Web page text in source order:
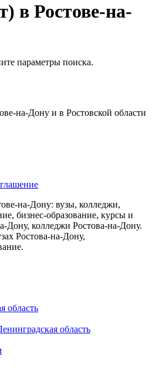
в Ростове-на-
параметры поиска.
на-Дону и в Ростовской области
на-Дону: вузы, колледжи,
бизнес-образование, курсы и
Дону, колледжи Ростова-на-Дону.
Ростова-на-Дону,
область
область